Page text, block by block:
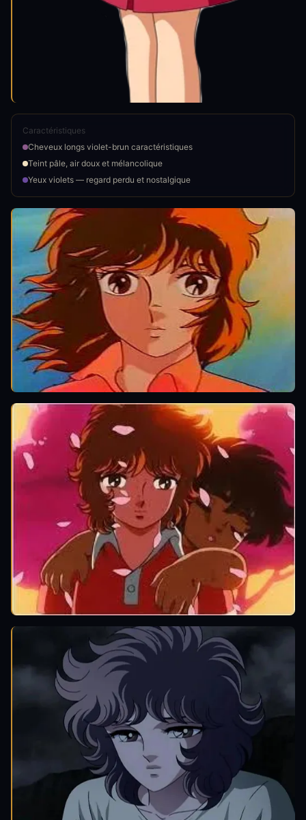
Caractéristiques
Cheveux longs violet-brun caractéristiques
Teint pâle, air doux et mélancolique
Yeux violets — regard perdu et nostalgique